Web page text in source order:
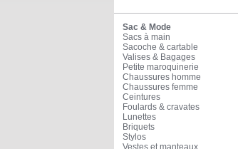
Sac & Mode
Sacs à main
Sacoche & cartable
Valises & Bagages
Petite maroquinerie
Chaussures homme
Chaussures femme
Ceintures
Foulards & cravates
Lunettes
Briquets
Stylos
Vestes et manteaux